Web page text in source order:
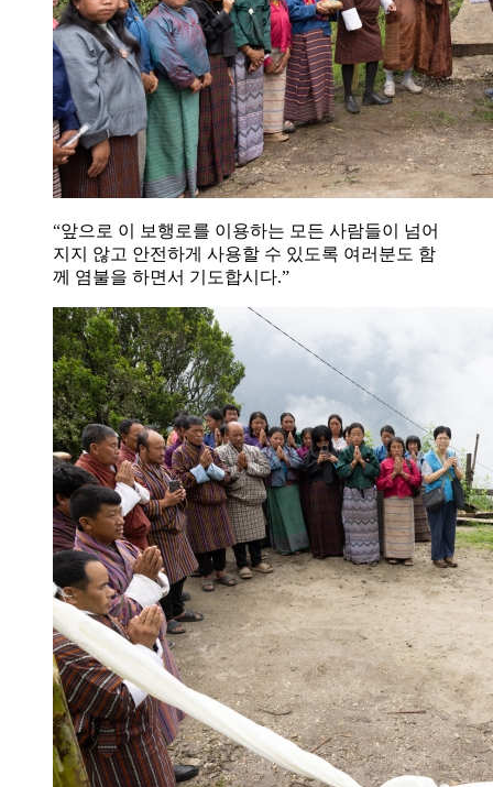
“앞으로 이 보행로를 이용하는 모든 사람들이 넘어
지지 않고 안전하게 사용할 수 있도록 여러분도 함
께 염불을 하면서 기도합시다.”